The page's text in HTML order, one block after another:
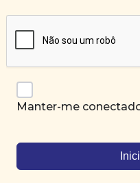
Manter-me